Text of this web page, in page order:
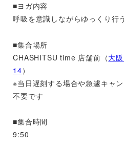
■ヨガ内容
呼吸を意識しながらゆっくり行
■集合場所
CHASHITSU time 店舗前（大
14）
※当日遅刻する場合や急遽キャ
不要です
■集合時間
9:50